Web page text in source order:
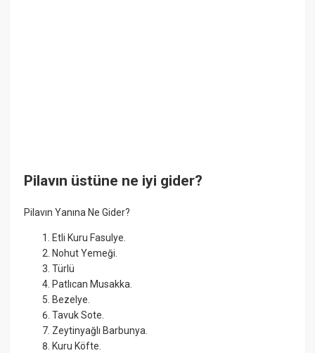
Pilavın üstüne ne iyi gider?
Pilavın Yanına Ne Gider?
Etli Kuru Fasulye.
Nohut Yemeği.
Türlü
Patlıcan Musakka.
Bezelye.
Tavuk Sote.
Zeytinyağlı Barbunya.
Kuru Köfte.